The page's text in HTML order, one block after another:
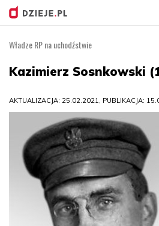
treści
Władze RP na uchodźstwie
Kazimierz Sosnkowski
AKTUALIZACJA: 25.02.2021, PUBLIKACJA: